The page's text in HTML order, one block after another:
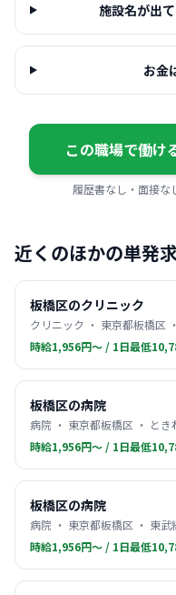
施設名が出
お金
この職場で働け
履歴書なし・面接な
近くのほかの単発
板橋区のクリニック
クリニック ・ 東京都板橋区
時給1,956円〜 / 1日最低
板橋区の病院
病院 ・ 東京都板橋区 ・ とき
時給1,956円〜 / 1日最低
板橋区の病院
病院 ・ 東京都板橋区 ・ 東武
時給1,956円〜 / 1日最低